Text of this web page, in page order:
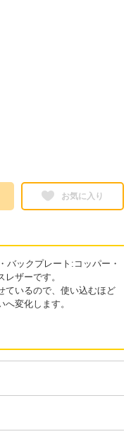
お気に入り
バックプレート:コッパー・
ザーです。
ているので、使い込むほど
変化します。